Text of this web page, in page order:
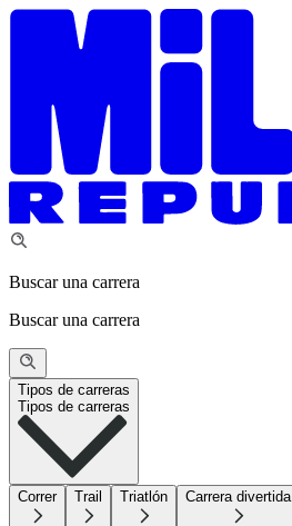
Buscar una carrera
Buscar una carrera
Tipos de carreras
Tipos de carreras
Correr Trail Triatlón Carrera divertida